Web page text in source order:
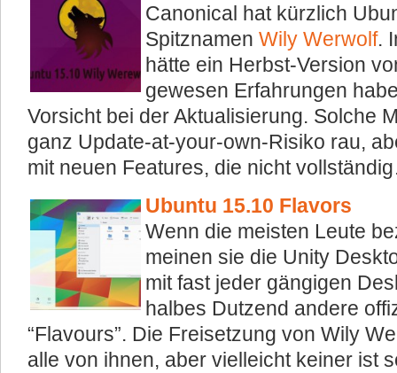
Canonical hat kürzlich
Spitznamen Wily Werwolf.
hätte ein Herbst-Version
gewesen Erfahrungen
Vorsicht bei der Aktualisierung. Solche
ganz Update-at-your-own-Risiko rau,
mit neuen Features, die nicht
Ubuntu 15.10 Flavors
Wenn die meisten Leute
meinen sie die Unity
mit fast jeder gängigen
halbes Dutzend andere
“Flavours”. Die Freisetzung von Wily
alle von ihnen, aber vielleicht keiner ist